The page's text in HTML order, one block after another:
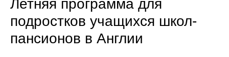
Летняя программа для
подростков учащихся школ-
пансионов в Англии